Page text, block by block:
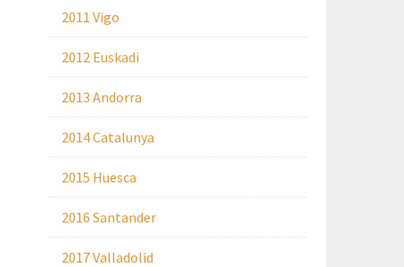
2011 Vigo
2012 Euskadi
2013 Andorra
2014 Catalunya
2015 Huesca
2016 Santander
2017 Valladolid